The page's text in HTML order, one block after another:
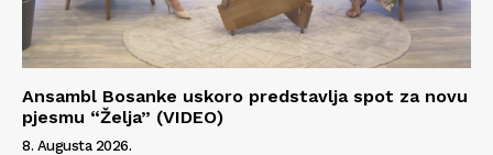
Info
O nama
Kontakt
Impressum
Ansambl Bosanke uskoro predstavlja spot za novu
pjesmu “Želja” (VIDEO)
8. Augusta 2026.